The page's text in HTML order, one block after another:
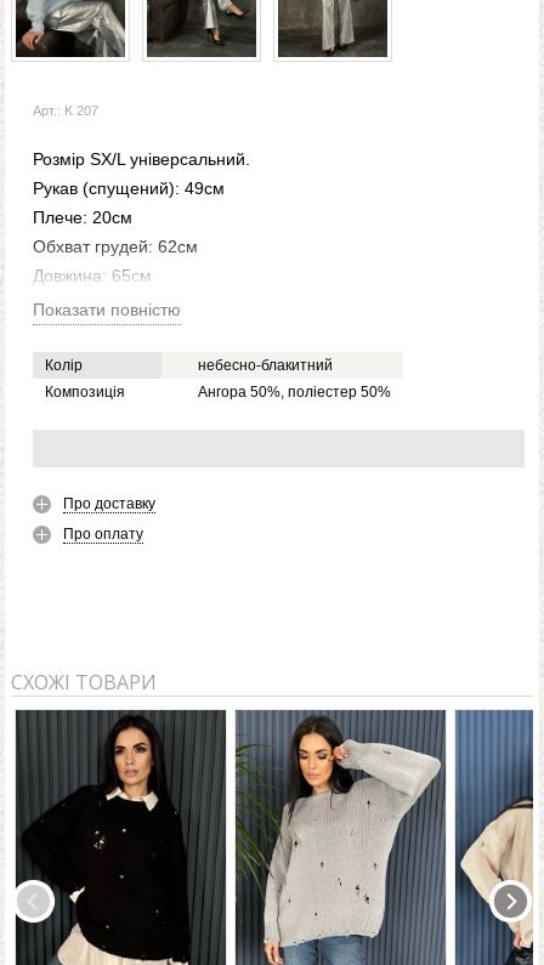
Арт.: K 207
Розмір SX/L універсальний.
Рукав (спущений): 49см
Плече: 20см
Обхват грудей: 62см
Довжина: 65см
Показати повністю
Колір
небесно-блакитний
Композиція
Ангора 50%, поліестер 50%
Про доставку
Про оплату
СХОЖІ ТОВАРИ